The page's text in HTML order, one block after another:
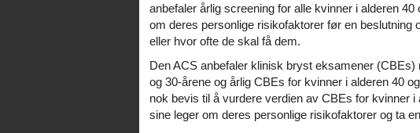
anbefaler årlig screening for alle kvinner i alderen
om deres personlige risikofaktorer før en
eller hvor ofte de skal få dem.
Den ACS anbefaler klinisk bryst eksamener
og 30-årene og årlig CBEs for kvinner i alderen 40
nok bevis til å vurdere verdien av CBEs for kvinner
sine leger om deres personlige risikofaktorer og ta